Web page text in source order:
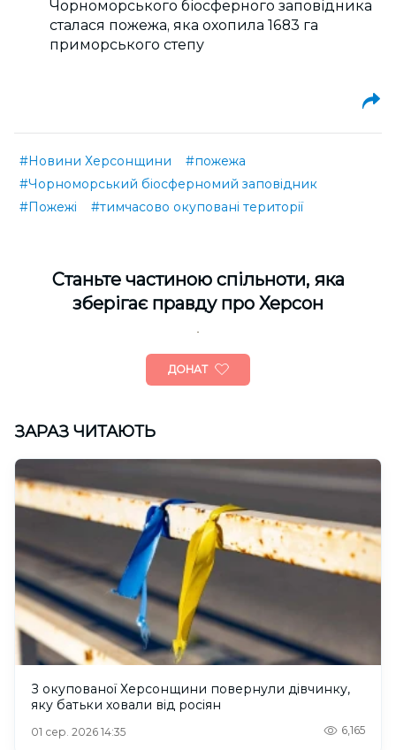
Чорноморського біосферного заповідника
сталася пожежа, яка охопила 1683 га
приморського степу
#Новини Херсонщини
#пожежа
#Чорноморський біосферномий заповідник
#Пожежі
#тимчасово окуповані території
Cтаньте частиною спільноти, яка
зберігає правду про Херсон
ДОНАТ
ЗАРАЗ ЧИТАЮТЬ
З окупованої Херсонщини повернули дівчинку,
яку батьки ховали від росіян
01 сер. 2026 14:35 6,165